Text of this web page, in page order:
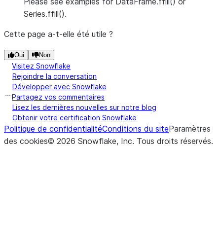
Series.ffill().
Cette page a-t-elle été utile ?
Oui Non
Visitez Snowflake
Rejoindre la conversation
Développer avec Snowflake
Partagez vos commentaires
Lisez les dernières nouvelles sur notre blog
Obtenir votre certification Snowflake
Politique de confidentialitéConditions du siteParamètres
des cookies© 2026 Snowflake, Inc. Tous droits réservés.